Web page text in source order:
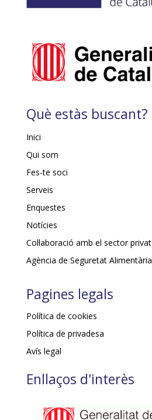
Què estàs buscant?
Inici
Qui som
Fes-te soci
Serveis
Enquestes
Notícies
Col·laboració amb el sector privat
Agència de Seguretat Alimentària
Pagines legals
Política de cookies
Política de privadesa
Avís legal
Enllaços d'interès